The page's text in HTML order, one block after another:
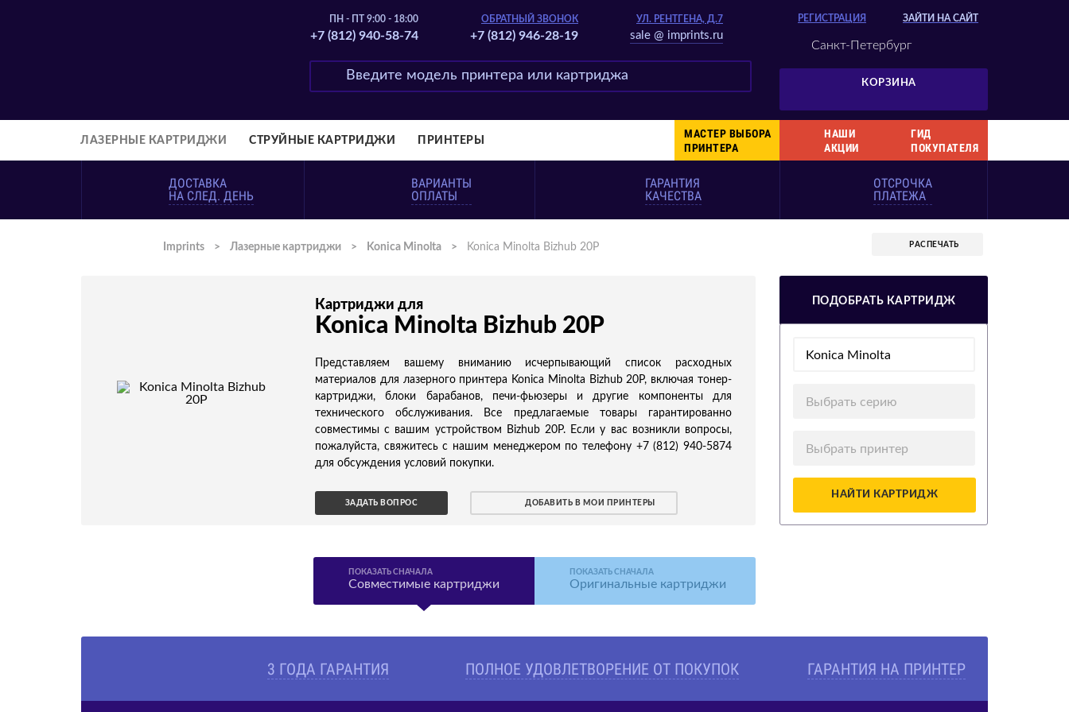
КОРЗИНА
РЕГИСТРАЦИЯ ЗАЙТИ НА САЙТ
Санкт-Петербург
ПН - ПТ 9:00 - 18:00
+7 (812) 940-58-74
ОБРАТНЫЙ ЗВОНОК
+7 (812) 946-28-19
УЛ. РЕНТГЕНА, Д.7
sale @ imprints.ru
НАШИ
АКЦИИ
ГИД
ПОКУПАТЕЛЯ
МАСТЕР ВЫБОРА
ПРИНТЕРА
ЛАЗЕРНЫЕ КАРТРИДЖИ СТРУЙНЫЕ КАРТРИДЖИ ПРИНТЕРЫ
ДОСТАВКА
НА СЛЕД. ДЕНЬ
ВАРИАНТЫ
ОПЛАТЫ
ГАРАНТИЯ
КАЧЕСТВА
ОТСРОЧКА
ПЛАТЕЖА
Imprints > Лазерные картриджи > Konica Minolta > Konica Minolta Bizhub 20P
Картриджи для
Konica Minolta Bizhub 20P
Представляем вашему вниманию исчерпывающий список расходных
материалов для лазерного принтера Konica Minolta Bizhub 20P, включая тонер-
картриджи, блоки барабанов, печи-фьюзеры и другие компоненты для
технического обслуживания. Все предлагаемые товары гарантированно
совместимы с вашим устройством Bizhub 20P. Если у вас возникли вопросы,
пожалуйста, свяжитесь с нашим менеджером по телефону +7 (812) 940-5874
для обсуждения условий покупки.
ЗАДАТЬ ВОПРОС ДОБАВИТЬ В МОИ ПРИНТЕРЫ
РАСПЕЧАТЬ
ПОДОБРАТЬ КАРТРИДЖ
Konica Minolta
Выбрать серию
Выбрать принтер
НАЙТИ КАРТРИДЖ
ПОКАЗАТЬ СНАЧАЛА
Совместимые картриджи
ПОКАЗАТЬ СНАЧАЛА
Оригинальные картриджи
3 ГОДА ГАРАНТИЯ ПОЛНОЕ УДОВЛЕТВОРЕНИЕ ОТ ПОКУПОК ГАРАНТИЯ НА ПРИНТЕР